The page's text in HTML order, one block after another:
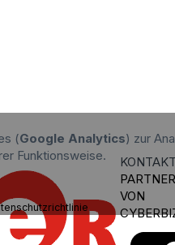
(Google Analytics) zur
Funktionsweise.
.
VON